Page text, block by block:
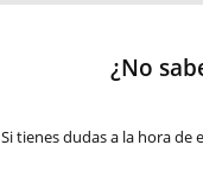
¿No
Si tienes dudas a la hora